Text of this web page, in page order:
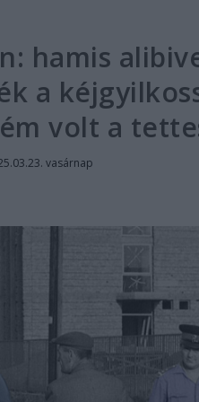
hamis
a
volt a
vasárnap